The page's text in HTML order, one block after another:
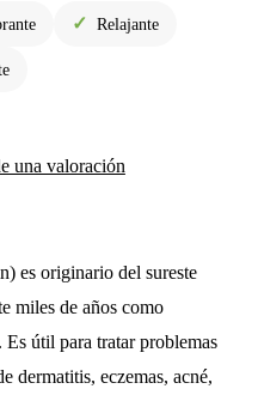
✓ Relajante
una valoración
es originario del sureste
miles de años como
útil para tratar problemas
dermatitis, eczemas, acné,